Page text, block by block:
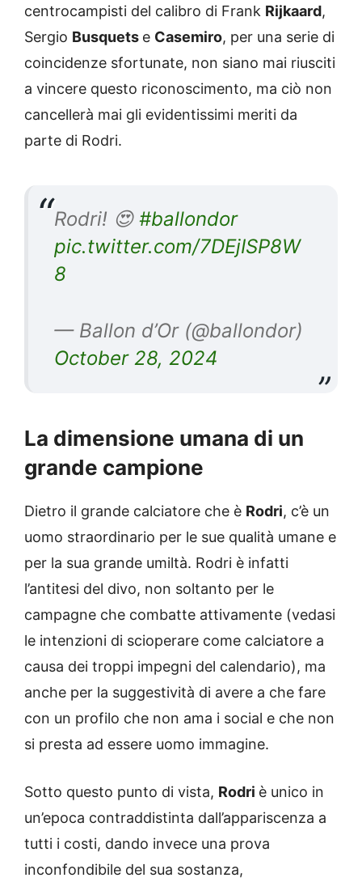
centrocampisti del calibro di Frank Rijkaard,
Sergio Busquets e Casemiro, per una serie di
coincidenze sfortunate, non siano mai riusciti
a vincere questo riconoscimento, ma ciò non
cancellerà mai gli evidentissimi meriti da
parte di Rodri.
Rodri! 😍 #ballondor
pic.twitter.com/7DEjISP8W
8
— Ballon d’Or (@ballondor)
October 28, 2024
La dimensione umana di un
grande campione
Dietro il grande calciatore che è Rodri, c’è un
uomo straordinario per le sue qualità umane e
per la sua grande umiltà. Rodri è infatti
l’antitesi del divo, non soltanto per le
campagne che combatte attivamente (vedasi
le intenzioni di scioperare come calciatore a
causa dei troppi impegni del calendario), ma
anche per la suggestività di avere a che fare
con un profilo che non ama i social e che non
si presta ad essere uomo immagine.
Sotto questo punto di vista, Rodri è unico in
un’epoca contraddistinta dall’appariscenza a
tutti i costi, dando invece una prova
inconfondibile del sua sostanza,